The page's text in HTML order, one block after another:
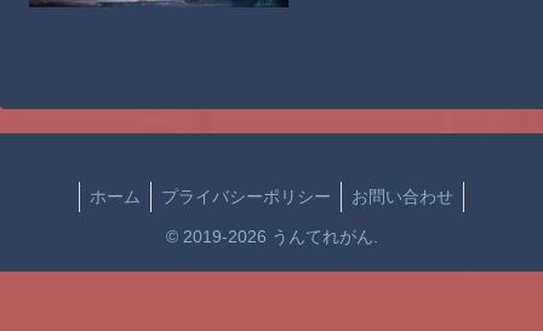
ホーム プライバシーポリシー お問い合わせ
© 2019-2026 うんてれがん.